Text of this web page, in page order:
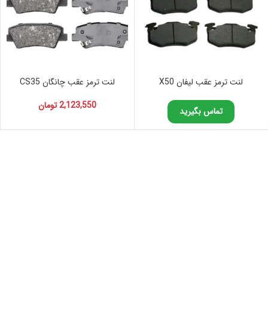
لنت ترمز عقب لیفان X50
تماس بگیرید
لنت ترمز عقب چانگان CS35
2,123,550تومان